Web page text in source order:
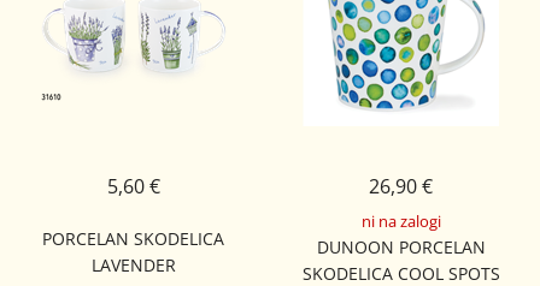
PORCELAN SKODELICA
LAVENDER
5,60 €
ni na zalogi
DUNOON PORCELAN
SKODELICA COOL SPOTS
26,90 €